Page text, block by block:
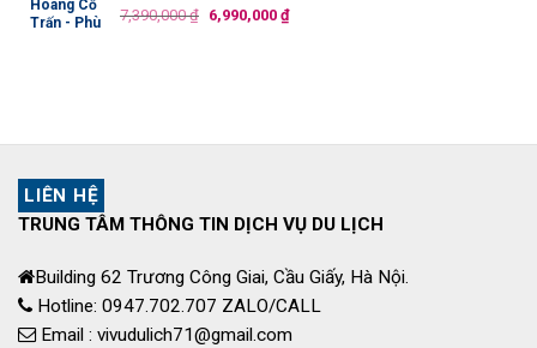
7,390,000₫ Giá
6,990,000 ₫Giá
LIÊN HỆ
TRUNG TÂM THÔNG TIN DỊCH VỤ DU LỊCH
Building 62 Trương Công Giai, Cầu Giấy, Hà Nội.
Hotline: 0947.702.707 ZALO/CALL
Email : vivudulich71@gmail.com